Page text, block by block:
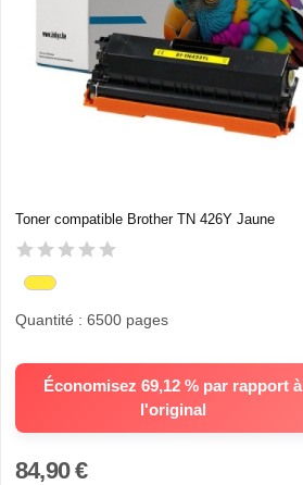
Toner compatible Brother TN 426Y Jaune
Économisez 69,12 % par rapport à
l'original
Quantité : 6500 pages
84,90 €